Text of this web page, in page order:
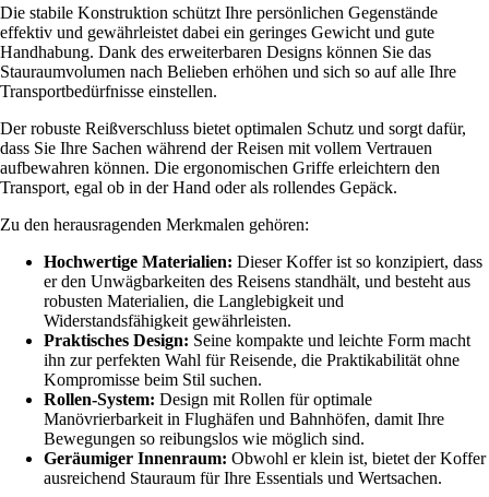
Die stabile Konstruktion schützt Ihre persönlichen Gegenstände
effektiv und gewährleistet dabei ein geringes Gewicht und gute
Handhabung. Dank des erweiterbaren Designs können Sie das
Stauraumvolumen nach Belieben erhöhen und sich so auf alle Ihre
Transportbedürfnisse einstellen.
Der robuste Reißverschluss bietet optimalen Schutz und sorgt dafür,
dass Sie Ihre Sachen während der Reisen mit vollem Vertrauen
aufbewahren können. Die ergonomischen Griffe erleichtern den
Transport, egal ob in der Hand oder als rollendes Gepäck.
Zu den herausragenden Merkmalen gehören:
Hochwertige Materialien: Dieser Koffer ist so konzipiert, dass
er den Unwägbarkeiten des Reisens standhält, und besteht aus
robusten Materialien, die Langlebigkeit und
Widerstandsfähigkeit gewährleisten.
Praktisches Design: Seine kompakte und leichte Form macht
ihn zur perfekten Wahl für Reisende, die Praktikabilität ohne
Kompromisse beim Stil suchen.
Rollen-System: Design mit Rollen für optimale
Manövrierbarkeit in Flughäfen und Bahnhöfen, damit Ihre
Bewegungen so reibungslos wie möglich sind.
Geräumiger Innenraum: Obwohl er klein ist, bietet der Koffer
ausreichend Stauraum für Ihre Essentials und Wertsachen.